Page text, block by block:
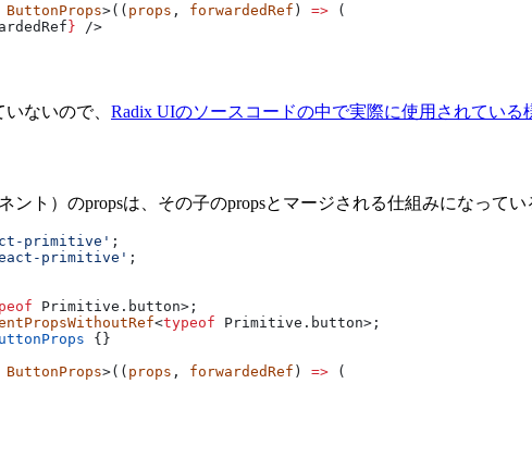
ButtonProps>(( props , forwardedRef ) => (
} />
ないので、 Radix UIのソースコードの中で実際に使用されている
ント）のpropsは、その子のpropsとマージされる仕組みになって
primitive' ;
primitive' ;
Primitive.button>;
<typeof Primitive.button>;
{}
ButtonProps>(( props , forwardedRef ) => (